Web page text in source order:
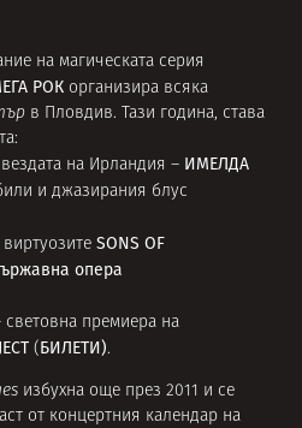
на магическата серия
РОК организира всяка
в Пловдив. Тази година, става
на Ирландия – ИМЕЛДА
и джазирания блус
SONS OF
опера
премиера на
( БИЛЕТИ).
избухна още през 2011 и се
от концертния календар на